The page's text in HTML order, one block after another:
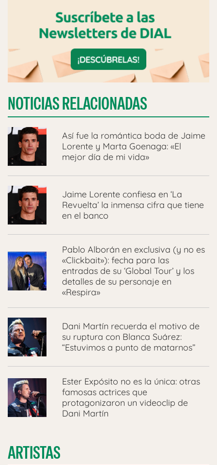
NOTICIAS RELACIONADAS
Así fue la romántica boda de Jaime
Lorente y Marta Goenaga: «El
mejor día de mi vida»
Jaime Lorente confiesa en ‘La
Revuelta’ la inmensa cifra que tiene
en el banco
Pablo Alborán en exclusiva (y no es
«Clickbait»): fecha para las
entradas de su ‘Global Tour’ y los
detalles de su personaje en
«Respira»
Dani Martín recuerda el motivo de
su ruptura con Blanca Suárez:
“Estuvimos a punto de matarnos”
Ester Expósito no es la única: otras
famosas actrices que
protagonizaron un videoclip de
Dani Martín
ARTISTAS